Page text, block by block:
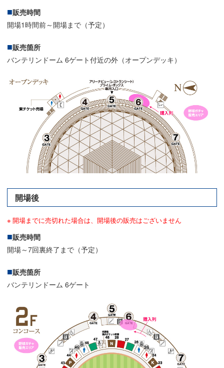
販売時間
開場1時間前～開場まで（予定）
販売箇所
バンテリンドーム 6ゲート付近の外（オープンデッキ）
開場後
開場までに売切れた場合は、開場後の販売はございません
販売時間
開場～7回裏終了まで（予定）
販売箇所
バンテリンドーム 6ゲート